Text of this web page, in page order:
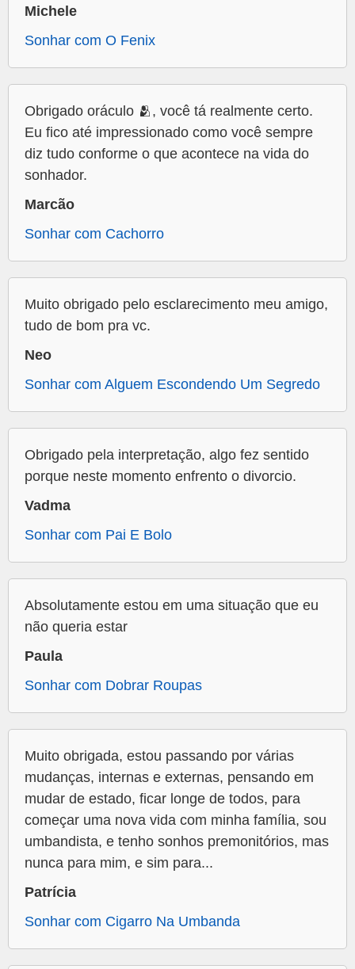
Michele
Sonhar com O Fenix
Obrigado oráculo 🫂, você tá realmente certo.
Eu fico até impressionado como você sempre
diz tudo conforme o que acontece na vida do
sonhador.
Marcão
Sonhar com Cachorro
Muito obrigado pelo esclarecimento meu amigo,
tudo de bom pra vc.
Neo
Sonhar com Alguem Escondendo Um Segredo
Obrigado pela interpretação, algo fez sentido
porque neste momento enfrento o divorcio.
Vadma
Sonhar com Pai E Bolo
Absolutamente estou em uma situação que eu
não queria estar
Paula
Sonhar com Dobrar Roupas
Muito obrigada, estou passando por várias
mudanças, internas e externas, pensando em
mudar de estado, ficar longe de todos, para
começar uma nova vida com minha família, sou
umbandista, e tenho sonhos premonitórios, mas
nunca para mim, e sim para...
Patrícia
Sonhar com Cigarro Na Umbanda